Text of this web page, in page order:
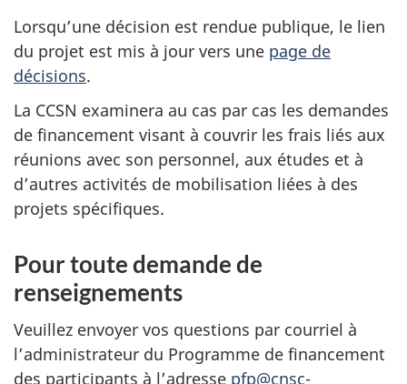
Lorsqu’une décision est rendue publique, le lien
du projet est mis à jour vers une page de
décisions.
La CCSN examinera au cas par cas les demandes
de financement visant à couvrir les frais liés aux
réunions avec son personnel, aux études et à
d’autres activités de mobilisation liées à des
projets spécifiques.
Pour toute demande de
renseignements
Veuillez envoyer vos questions par courriel à
l’administrateur du Programme de financement
des participants à l’adresse pfp@cnsc-